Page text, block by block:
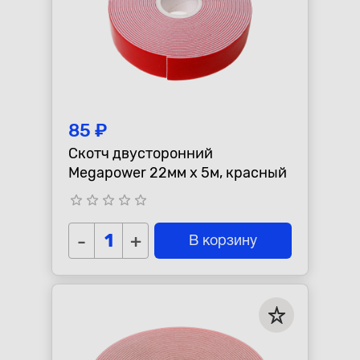
85 ₽
Скотч двусторонний
Megapower 22мм x 5м, красный
star_border star_border star_border star_border star_border
- + В корзину